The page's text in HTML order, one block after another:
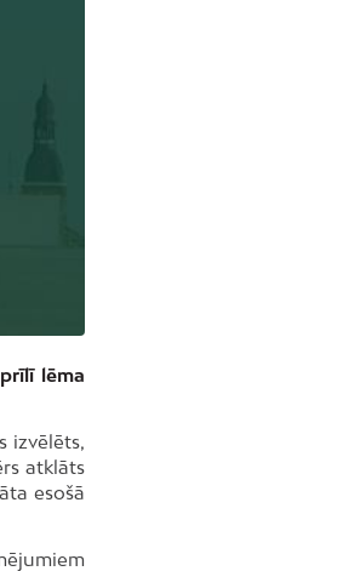
lēma
izvēlēts,
atklāts
esošā